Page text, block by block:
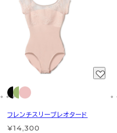
フレンチスリーブレオタード
¥14,300